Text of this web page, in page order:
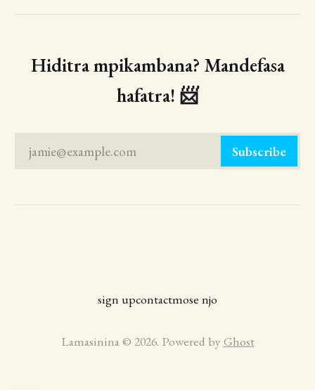
Hiditra mpikambana? Mandefasa
hafatra! 📨
jamie@example.com Subscribe
sign upcontactmose njo
Lamasinina © 2026. Powered by Ghost